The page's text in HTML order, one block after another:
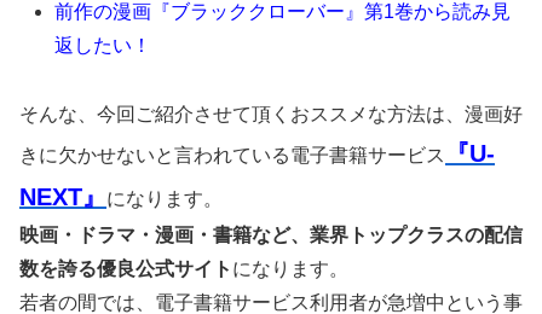
前作の漫画『ブラッククローバー』第1巻から読み見
返したい！
そんな、今回ご紹介させて頂くおススメな方法は、漫画好
きに欠かせないと言われている電子書籍サービス
『U-
NEXT』
になります。
映画・ドラマ・漫画・書籍など、業界トップクラスの配信
数を誇る優良公式サイト になります。
若者の間では、電子書籍サービス利用者が急増中という事